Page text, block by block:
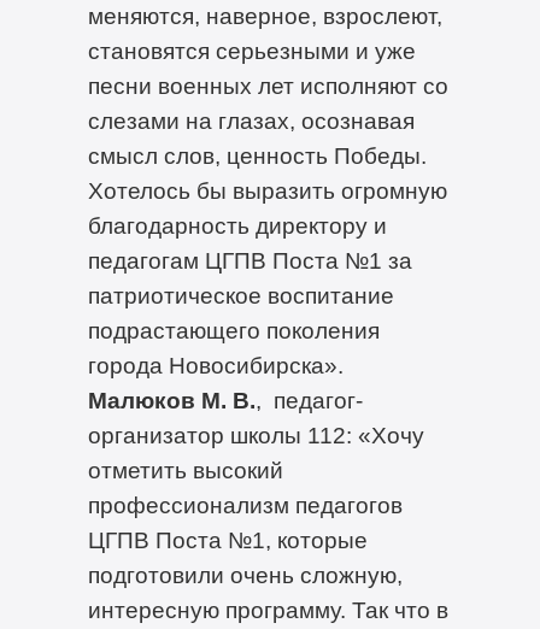
меняются, наверное, взрослеют,
становятся серьезными и уже
песни военных лет исполняют со
слезами на глазах, осознавая
смысл слов, ценность Победы.
Хотелось бы выразить огромную
благодарность директору и
педагогам ЦГПВ Поста №1 за
патриотическое воспитание
подрастающего поколения
города Новосибирска».
Малюков М. В., педагог-
организатор школы 112: «Хочу
отметить высокий
профессионализм педагогов
ЦГПВ Поста №1, которые
подготовили очень сложную,
интересную программу. Так что в